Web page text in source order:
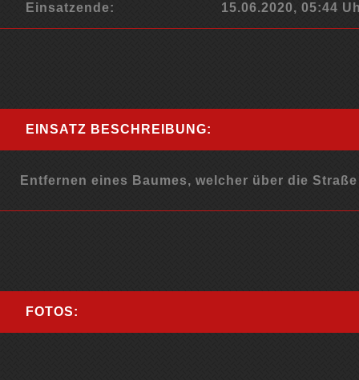
Einsatzende: 15.06.2020, 05:44
EINSATZ BESCHREIBUNG:
Entfernen eines Baumes, welcher über die
FOTOS: